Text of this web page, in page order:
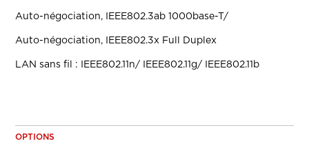
Auto-négociation, IEEE802.3ab 1000base-T/
Auto-négociation, IEEE802.3x Full Duplex
LAN sans fil : IEEE802.11n/ IEEE802.11g/ IEEE802.11b
OPTIONS